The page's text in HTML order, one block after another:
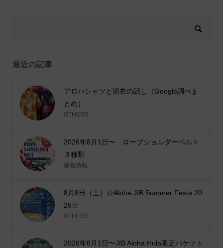
最近の記事
アロハシャツと浴衣の話し（Google調べま
とめ）
OTHERS
2026年8月1日〜 ロープショルダーベルト
３種類
新着情報
8月8日（土）☆Aloha JIB Summer Festa 20
26☆
OTHERS
2026年8月1日〜JIB Aloha Hula限定バケツト